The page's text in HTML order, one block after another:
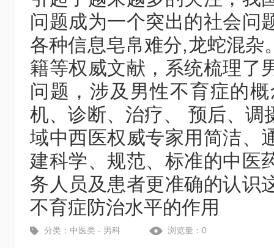
问题成为一个突出的社会问
各种信息皂帛难分,龙蛇混
籍等权威文献，系统梳理了
问题，涉及男性不育症的
机、诊断、治疗、 预后、调
域中西医权威专家用简洁、
建科学、规范、标准的中医
务人员及患者更准确的认识
不育症防治水平的作用
分类：中医类 - 男科 浏览量：0